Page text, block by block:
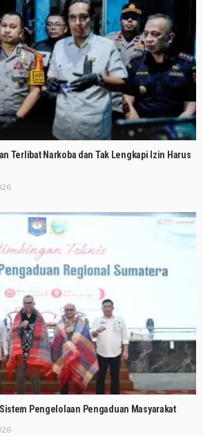
Terlibat Narkoba dan Tak Lengkapi Izin Harus
Pengelolaan Pengaduan Masyarakat